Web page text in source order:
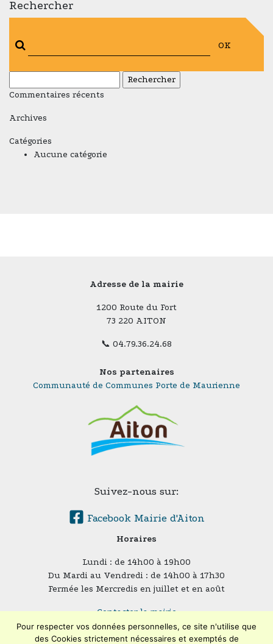
Rechercher
OK
Commentaires récents
Archives
Catégories
Aucune catégorie
Adresse de la mairie
1200 Route du Fort
73 220 AITON
📞 04.79.36.24.68
Nos partenaires
Communauté de Communes Porte de Maurienne
Suivez-nous sur:
Facebook Mairie d'Aiton
Horaires
Lundi : de 14h00 à 19h00
Du Mardi au Vendredi : de 14h00 à 17h30
Fermée les Mercredis en juillet et en août
Contacter la mairie
Plan du site
Mentions légales
Pour respecter vos données personnelles, ce site n'utilise que
des Cookies strictement nécessaires et exemptés de